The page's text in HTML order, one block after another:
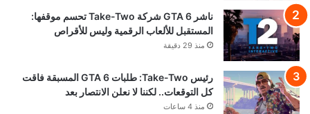
ناشر GTA 6 شركة Take-Two تحسم موقفها:
المستقبل للألعاب الرقمية وليس للأقراص
منذ 29 دقيقة
رئيس Take-Two: طلبات GTA 6 المسبقة فاقت
كل التوقعات.. لكننا لا نعلن الانتصار بعد
منذ 4 ساعات